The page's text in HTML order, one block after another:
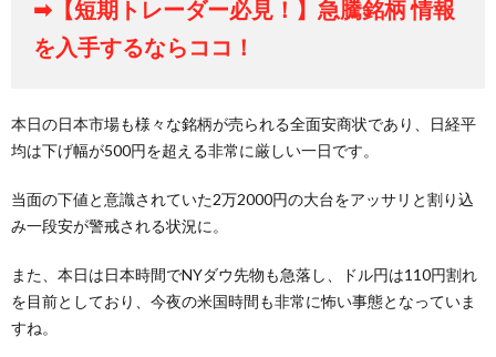
➡【短期トレーダー必見！】急騰銘柄 情報
を入手するならココ！
本日の日本市場も様々な銘柄が売られる全面安商状であり、日経平
均は下げ幅が500円を超える非常に厳しい一日です。
当面の下値と意識されていた2万2000円の大台をアッサリと割り込
み一段安が警戒される状況に。
また、本日は日本時間でNYダウ先物も急落し、ドル円は110円割れ
を目前としており、今夜の米国時間も非常に怖い事態となっていま
すね。